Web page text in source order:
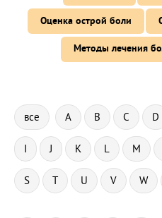
Оценка острой боли
Методы лечения